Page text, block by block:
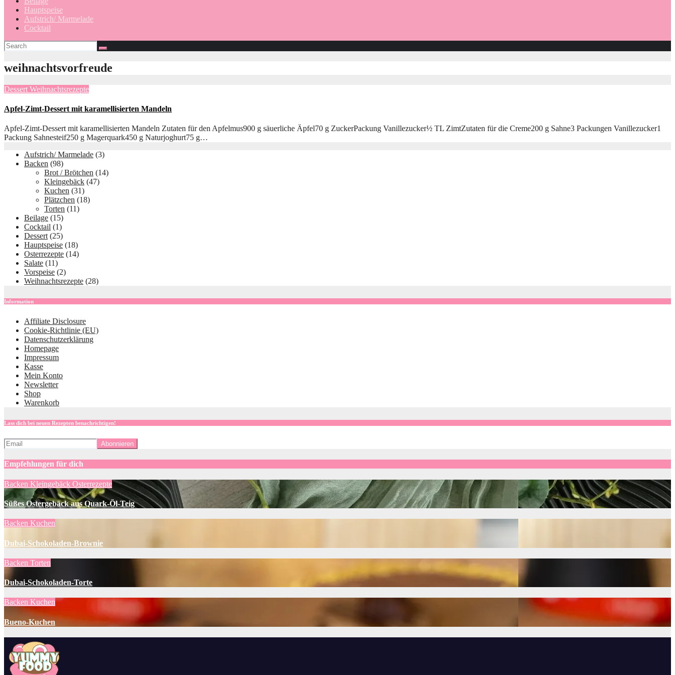
Hauptspeise
Aufstrich/ Marmelade
Cocktail
weihnachtsvorfreude
Dessert Weihnachtsrezepte
Apfel-Zimt-Dessert mit karamellisierten Mandeln
Apfel-Zimt-Dessert mit karamellisierten Mandeln Zutaten für den Apfelmus900 g säuerliche Äpfel70 g ZuckerPackung Vanillezucker½ TL ZimtZutaten für die Creme200 g Sahne3 Packungen Vanillezucker1
Packung Sahnesteif250 g Magerquark450 g Naturjoghurt75 g…
Aufstrich/ Marmelade (3)
Backen (98)
Brot / Brötchen (14)
Kleingebäck (47)
Kuchen (31)
Plätzchen (18)
Torten (11)
Beilage (15)
Cocktail (1)
Dessert (25)
Hauptspeise (18)
Osterrezepte (14)
Salate (11)
Vorspeise (2)
Weihnachtsrezepte (28)
Information
Affiliate Disclosure
Cookie-Richtlinie (EU)
Datenschutzerklärung
Homepage
Impressum
Kasse
Mein Konto
Newsletter
Shop
Warenkorb
Lass dich bei neuen Rezepten benachrichtigen!
Empfehlungen für dich
Backen Kleingebäck Osterrezepte
Süßes Ostergebäck aus Quark-Öl-Teig
Backen Kuchen
Dubai-Schokoladen-Brownie
Backen Torten
Dubai-Schokoladen-Torte
Backen Kuchen
Bueno-Kuchen